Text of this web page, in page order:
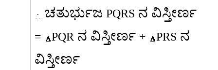
ಚತುರ್ಭುಜ PQRS ನ ವಿಸ್ತೀರ್ಣ
= PQR ನ ವಿಸ್ತೀರ್ಣ + PRS ನ
ವಿಸ್ತೀರ್ಣ